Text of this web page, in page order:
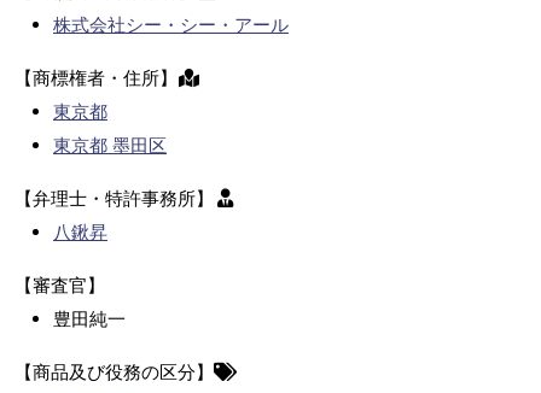
株式会社シー・シー・アール
【商標権者・住所】
東京都
東京都 墨田区
【弁理士・特許事務所】
八鍬昇
【審査官】
豊田純一
【商品及び役務の区分】